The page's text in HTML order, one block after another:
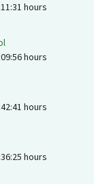
hours
hours
hours
hours